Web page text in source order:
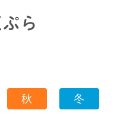
ら
秋 冬